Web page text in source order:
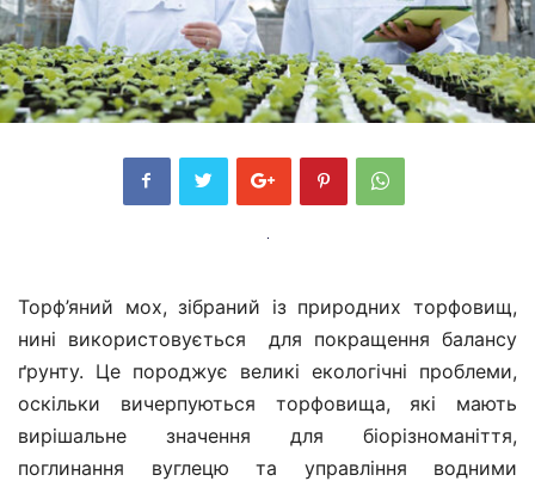
Торф’яний мох, зібраний із природних торфовищ,
нині використовується для покращення балансу
ґрунту. Це породжує великі екологічні проблеми,
оскільки вичерпуються торфовища, які мають
вирішальне значення для біорізноманіття,
поглинання вуглецю та управління водними